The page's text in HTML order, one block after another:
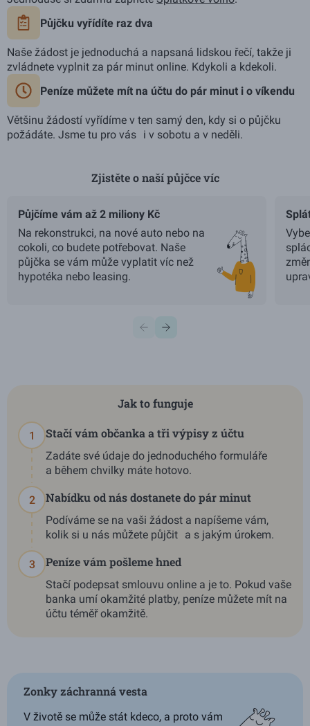
Půjčku vyřídíte raz dva
Naše žádost je jednoduchá a napsaná lidskou řečí, takže ji
zvládnete vyplnit za pár minut online. Kdykoli a kdekoli.
Peníze můžete mít na účtu do pár minut i o víkendu
Většinu žádostí vyřídíme v ten samý den, kdy si o půjčku
požádáte. Jsme tu pro vás i v sobotu a v neděli.
Zjistěte o naší půjčce víc
Půjčíme vám až 2 miliony Kč
Na rekonstrukci, na nové auto nebo na
cokoli, co budete potřebovat. Naše
půjčka se vám může vyplatit víc než
hypotéka nebo leasing.
Jak to funguje
1 Stačí vám občanka a tři výpisy z účtu
Zadáte své údaje do jednoduchého formuláře
a během chvilky máte hotovo.
2 Nabídku od nás dostanete do pár minut
Podíváme se na vaši žádost a napíšeme vám,
kolik si u nás můžete půjčit a s jakým úrokem.
3 Peníze vám pošleme hned
Stačí podepsat smlouvu online a je to. Pokud vaše
banka umí okamžité platby, peníze můžete mít na
účtu téměř okamžitě.
Zonky záchranná vesta
V životě se může stát kdeco, a proto vám